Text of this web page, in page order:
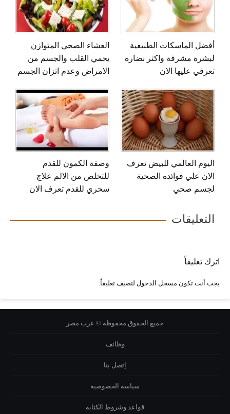
أفضل الماسكات الطبيعية
لبشرة مشرقة واكثر نضارة
تعرفي عليها الان
العشاء الصحي المتوازن
يحمي القلب والجسم من
الامراض وعدم اتزان الجسم
اليوم العالمي للبيض تعرف
الان علي فوائده الصحية
لجسم صحي
وصفة الكمون للقدم
للتخلص من الالم علاج
سحري للقدم تعرف الان
التعليقات
اترك تعليقاً
يجب أنت تكون مسجل الدخول لتضيف تعليقاً.
جميع الحقوق محفوظة © عرب مصر
وظائف
إتصل بنا
سياسة الخصوصية
قواعد وشروط الكتابة